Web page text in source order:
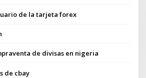
de la tarjeta forex
de divisas en nigeria
de cbay